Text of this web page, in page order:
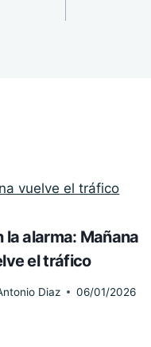
la alarma: Mañana
el tráfico
Diaz 06/01/2026